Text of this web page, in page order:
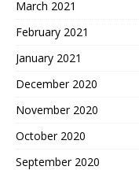
March 2021
February 2021
January 2021
December 2020
November 2020
October 2020
September 2020